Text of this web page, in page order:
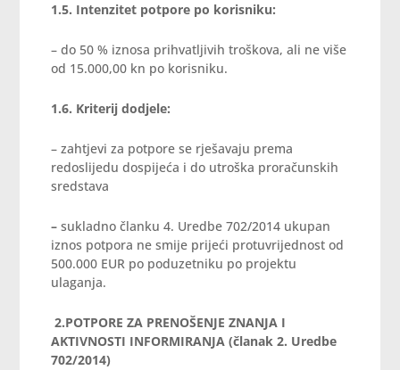
1.5. Intenzitet potpore po korisniku:
– do 50 % iznosa prihvatljivih troškova, ali ne više
od 15.000,00 kn po korisniku.
1.6. Kriterij dodjele:
– zahtjevi za potpore se rješavaju prema
redoslijedu dospijeća i do utroška proračunskih
sredstava
–sukladno članku 4. Uredbe 702/2014 ukupan
iznos potpora ne smije prijeći protuvrijednost od
500.000 EUR po poduzetniku po projektu
ulaganja.
2.POTPORE ZA PRENOŠENJE ZNANJA I
AKTIVNOSTI INFORMIRANJA (članak 2. Uredbe
702/2014)